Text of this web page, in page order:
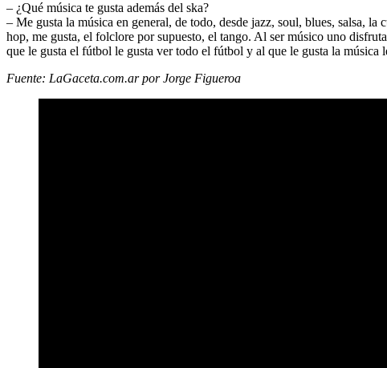
– ¿Qué música te gusta además del ska?
– Me gusta la música en general, de todo, desde jazz, soul, blues, salsa,
hop, me gusta, el folclore por supuesto, el tango. Al ser músico uno
que le gusta el fútbol le gusta ver todo el fútbol y al que le gusta la música
Fuente: LaGaceta.com.ar por Jorge Figueroa